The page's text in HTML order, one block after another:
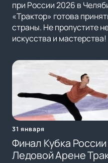
при России 2026 в
«Трактор» готова
страны. Не пропустите
искусства и мастерства!
31 января
Финал Кубка
Ледовой Арене